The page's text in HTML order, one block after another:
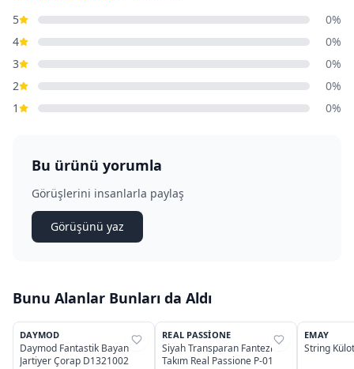
5
0%
4
0%
3
0%
2
0%
1
0%
Bu ürünü yorumla
Görüşlerini insanlarla paylaş
Görüşünü yaz
Bunu Alanlar Bunları da Aldı
%37
DAYMOD
Daymod Fantastik Bayan
Jartiyer Çorap D1321002
%58
REAL PASSIONE
Siyah Transparan Fantezi
Takım Real Passione P-01
%32
EMAY
String